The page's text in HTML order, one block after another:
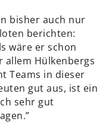
bisher auch nur
berichten:
wäre er schon
allem Hülkenbergs
Teams in dieser
gut aus, ist ein
sehr gut